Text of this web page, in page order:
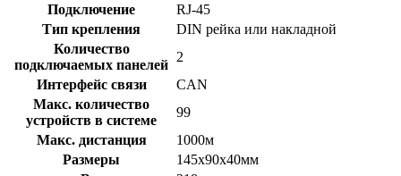
Подключение
RJ-45
Тип крепления
DIN рейка или накладной
Количество
подключаемых панелей
2
Интерфейс связи
CAN
Макс. количество
устройств в системе
99
Макс. дистанция
1000м
Размеры
145х90х40мм